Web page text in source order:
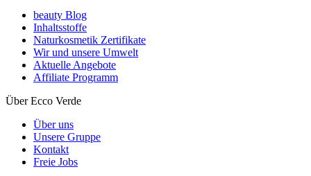
beauty Blog
Inhaltsstoffe
Naturkosmetik Zertifikate
Wir und unsere Umwelt
Aktuelle Angebote
Affiliate Programm
Über Ecco Verde
Über uns
Unsere Gruppe
Kontakt
Freie Jobs